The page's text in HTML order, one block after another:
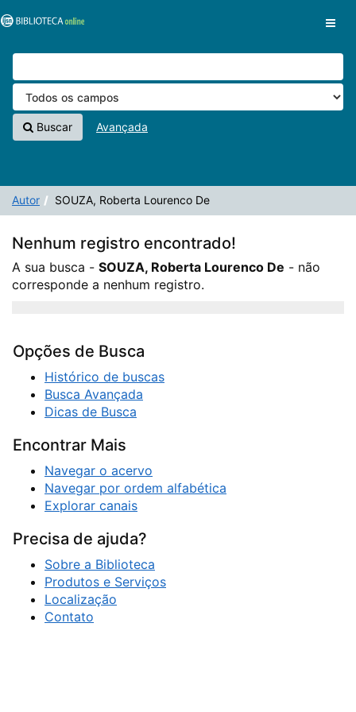
nenhum registro.
VuFind
Buscar Avançada
Autor SOUZA, Roberta Lourenco De
Nenhum registro encontrado!
A sua busca - SOUZA, Roberta Lourenco De - não
corresponde a nenhum registro.
Opções de Busca
Histórico de buscas
Busca Avançada
Dicas de Busca
Encontrar Mais
Navegar o acervo
Navegar por ordem alfabética
Explorar canais
Precisa de ajuda?
Sobre a Biblioteca
Produtos e Serviços
Localização
Contato